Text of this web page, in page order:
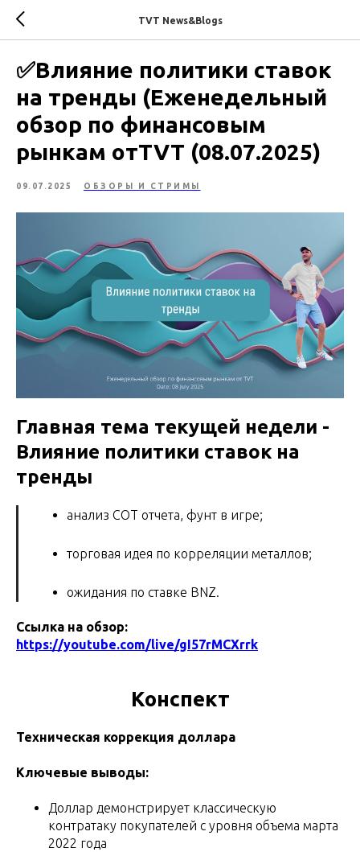
TVT News&Blogs
✅Влияние политики ставок
на тренды (Еженедельный
обзор по финансовым
рынкам отTVT (08.07.2025)
09.07.2025 ОБЗОРЫ И СТРИМЫ
Главная тема текущей недели -
Влияние политики ставок на
тренды
анализ СОТ отчета, фунт в игре;
торговая идея по корреляции металлов;
ожидания по ставке BNZ.
Ссылка на обзор:
https://youtube.com/live/gI57rMCXrrk
Конспект
Техническая коррекция доллара
Ключевые выводы:
Доллар демонстрирует классическую
контратаку покупателей с уровня объема марта
2022 года